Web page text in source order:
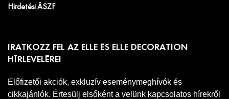
Hirdetési ÁSZF
IRATKOZZ FEL AZ ELLE ÉS ELLE DECORATION
HÍRLEVELÉRE!
Előfizetői akciók, exkluzív eseménymeghívók és
cikkajánlók. Értesülj elsőként a velünk kapcsolatos hírekről